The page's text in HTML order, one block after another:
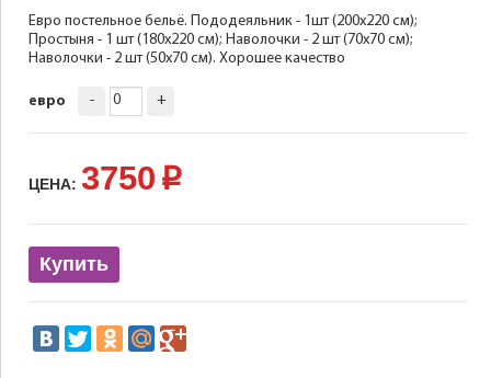
Евро постельное бельё. Пододеяльник - 1шт (200х220 см);
Простыня - 1 шт (180х220 см); Наволочки - 2 шт (70х70 см);
Наволочки - 2 шт (50х70 см). Хорошее качество
евро - +
ЦЕНА: 3750 p
Купить